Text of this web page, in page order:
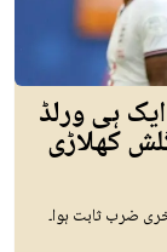
ہی ورلڈ
کھلاڑی
ضرب ثابت ہوا۔